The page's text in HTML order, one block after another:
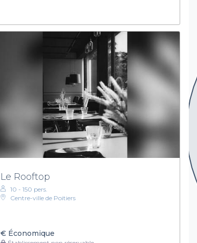
Le Rooftop
10 - 150 pers.
Centre-ville de Poitiers
€Économique